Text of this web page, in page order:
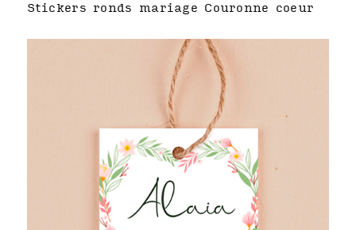
Stickers ronds mariage Couronne coeur